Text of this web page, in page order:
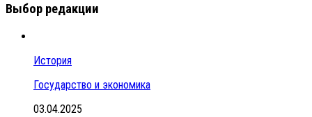
Выбор редакции
История
Государство и экономика
03.04.2025